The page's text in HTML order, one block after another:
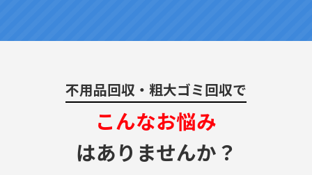
不用品回収・粗大ゴミ回収で
こんなお悩み
はありませんか？